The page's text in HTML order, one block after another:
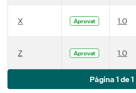
X Aprovat 1.0
Z Aprovat 1.0
Pàgina 1 de 1